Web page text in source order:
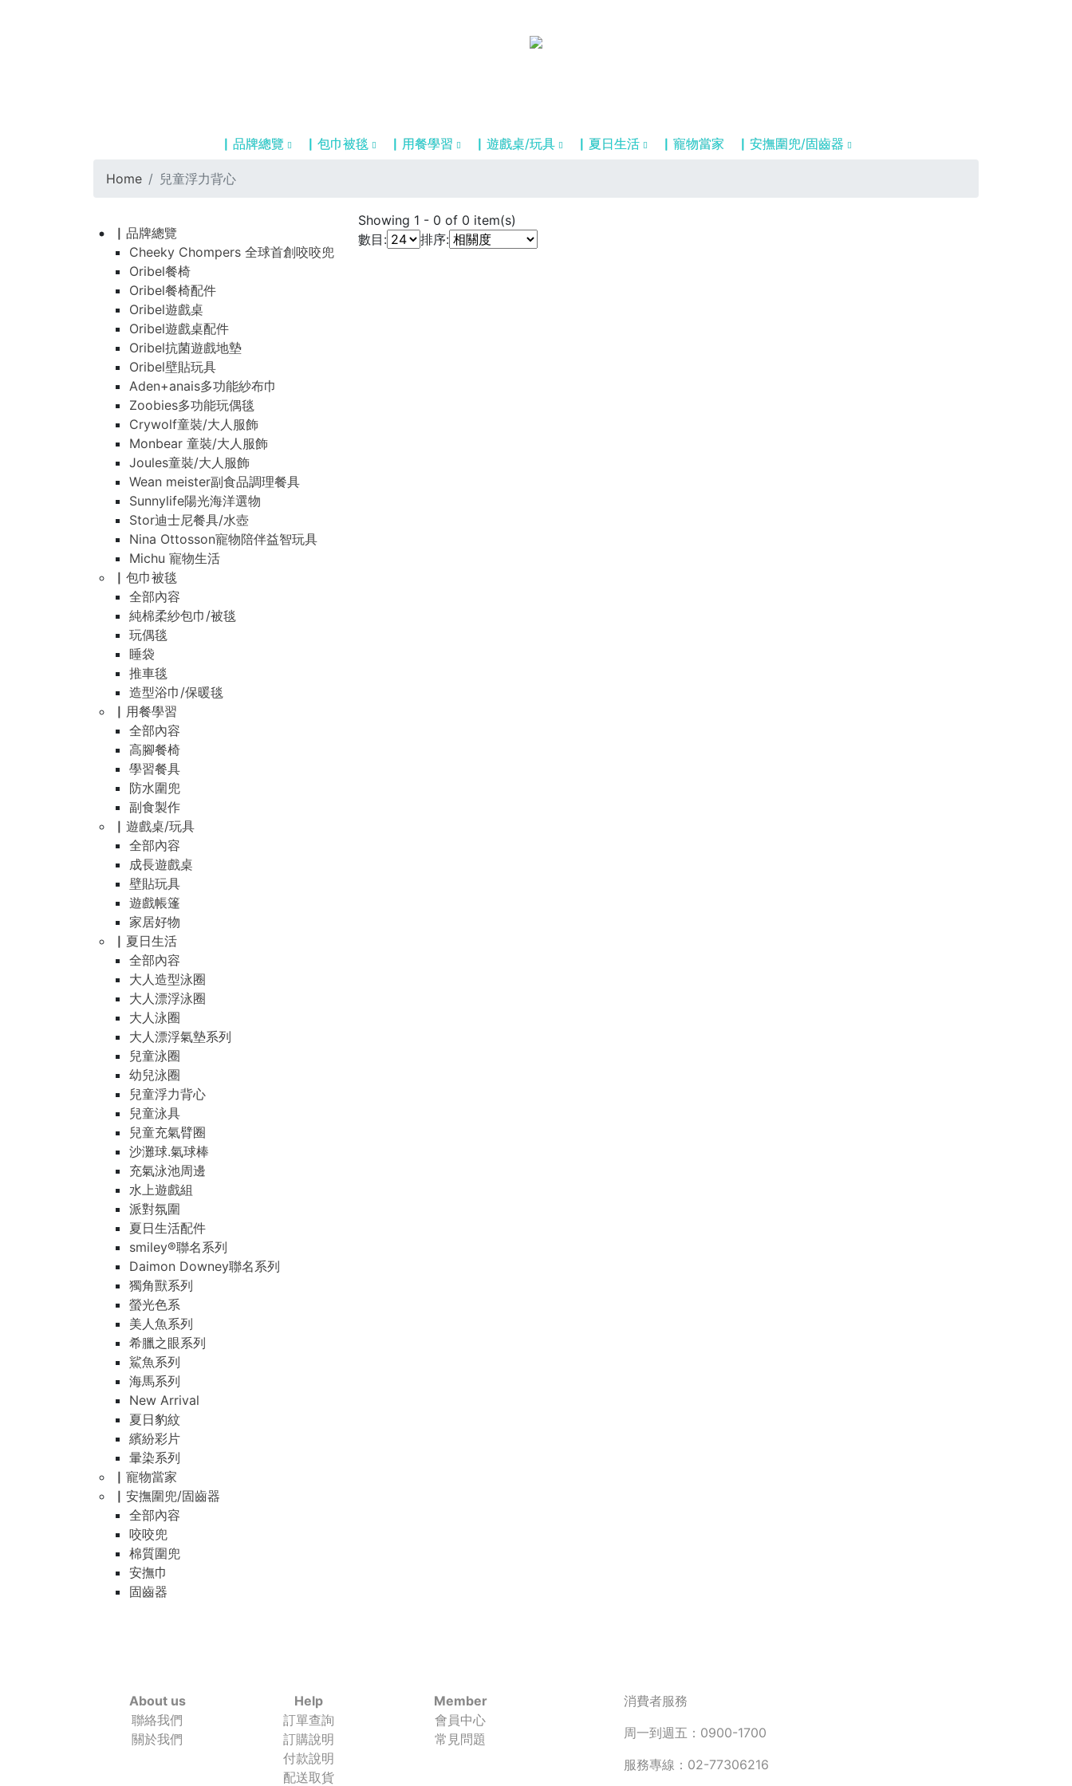
▏品牌總覽 ▏包巾被毯 ▏用餐學習 ▏遊戲桌/玩具 ▏夏日生活 ▏寵物當家 ▏安撫圍兜/固齒器
Home 兒童浮力背心
▏品牌總覽
Cheeky Chompers 全球首創咬咬兜
Oribel餐椅
Oribel餐椅配件
Oribel遊戲桌
Oribel遊戲桌配件
Oribel抗菌遊戲地墊
Oribel壁貼玩具
Aden+anais多功能紗布巾
Zoobies多功能玩偶毯
Crywolf童裝/大人服飾
Monbear 童裝/大人服飾
Joules童裝/大人服飾
Wean meister副食品調理餐具
Sunnylife陽光海洋選物
Stor迪士尼餐具/水壺
Nina Ottosson寵物陪伴益智玩具
Michu 寵物生活
▏包巾被毯
全部內容
純棉柔紗包巾/被毯
玩偶毯
睡袋
推車毯
造型浴巾/保暖毯
▏用餐學習
全部內容
高腳餐椅
學習餐具
防水圍兜
副食製作
▏遊戲桌/玩具
全部內容
成長遊戲桌
壁貼玩具
遊戲帳篷
家居好物
▏夏日生活
全部內容
大人造型泳圈
大人漂浮泳圈
大人泳圈
大人漂浮氣墊系列
兒童泳圈
幼兒泳圈
兒童浮力背心
兒童泳具
兒童充氣臂圈
沙灘球.氣球棒
充氣泳池周邊
水上遊戲組
派對氛圍
夏日生活配件
smiley®聯名系列
Daimon Downey聯名系列
獨角獸系列
螢光色系
美人魚系列
希臘之眼系列
鯊魚系列
海馬系列
New Arrival
夏日豹紋
繽紛彩片
暈染系列
▏寵物當家
▏安撫圍兜/固齒器
全部內容
咬咬兜
棉質圍兜
安撫巾
固齒器
Showing 1 - 0 of 0 item(s)
數目:
排序:
About us
聯絡我們
關於我們
Help
訂單查詢
訂購說明
付款說明
配送取貨
Member
會員中心
常見問題
消費者服務
周一到週五：0900-1700
服務專線：02-77306216